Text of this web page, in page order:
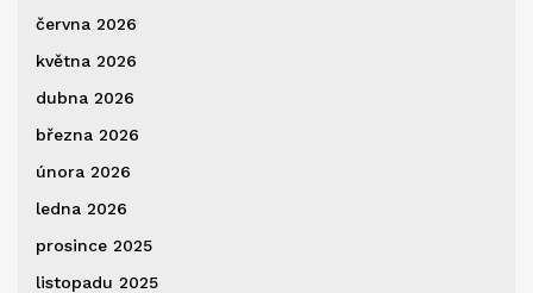
června 2026
května 2026
dubna 2026
března 2026
února 2026
ledna 2026
prosince 2025
listopadu 2025